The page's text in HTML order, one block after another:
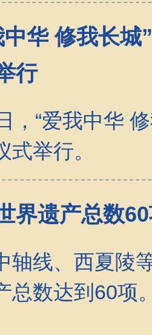
中华 修我长城
行
，“爱我中华
式举行。
界遗产总数
轴线、西夏陵
总数达到60项